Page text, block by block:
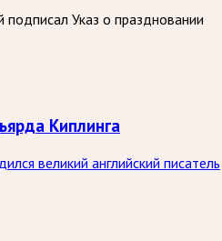
Указ о праздновании
Киплинга
великий английский писатель